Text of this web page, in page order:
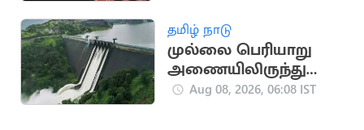
மூவர் கைது
தமிழ் நாடு
முல்லை பெரியாறு
அணையிலிருந்து
தண்ணீர் திறப்பு
Aug 08, 2026, 06:08 IST